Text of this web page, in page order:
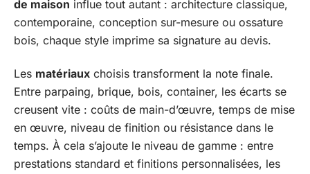
de maison influe tout autant : architecture classique,
contemporaine, conception sur-mesure ou ossature
bois, chaque style imprime sa signature au devis.
Les matériaux choisis transforment la note finale.
Entre parpaing, brique, bois, container, les écarts se
creusent vite : coûts de main-d’œuvre, temps de mise
en œuvre, niveau de finition ou résistance dans le
temps. À cela s’ajoute le niveau de gamme : entre
prestations standard et finitions personnalisées, les